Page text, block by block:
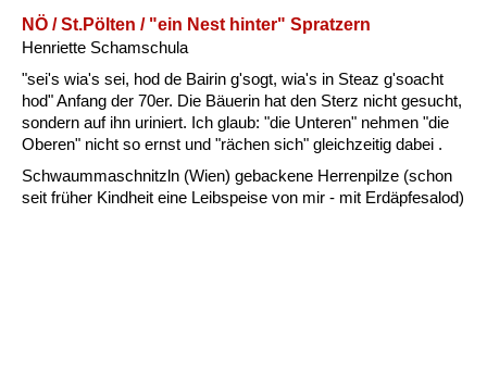
NÖ / St.Pölten / "ein Nest hinter" Spratzern
Henriette Schamschula
"sei's wia's sei, hod de Bairin g'sogt, wia's in Steaz g'soacht
hod" Anfang der 70er. Die Bäuerin hat den Sterz nicht gesucht,
sondern auf ihn uriniert. Ich glaub: "die Unteren" nehmen "die
Oberen" nicht so ernst und "rächen sich" gleichzeitig dabei .
Schwaummaschnitzln (Wien) gebackene Herrenpilze (schon
seit früher Kindheit eine Leibspeise von mir - mit Erdäpfesalod)